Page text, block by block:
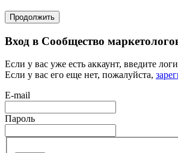
Продолжить
Вход в Сообщество
Если у вас уже есть аккаунт, введите
Если у вас его еще нет, пожалуйста,
E-mail
Пароль